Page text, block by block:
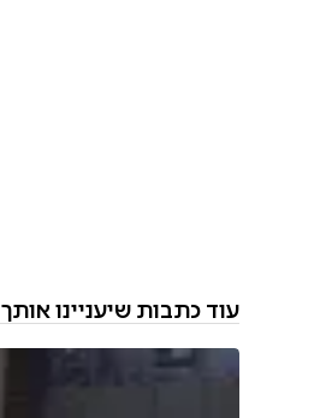
עוד כתבות שיעניינו אותך